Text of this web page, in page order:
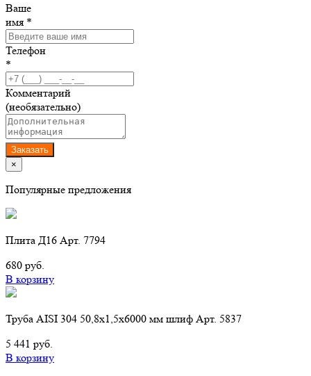
Ваше
имя *
Телефон
*
Комментарий
(необязательно)
Заказать
×
Популярные предложения
Плита Д16 Арт. 7794
680 руб.
В корзину
Труба AISI 304 50,8х1,5х6000 мм шлиф Арт. 5837
5 441 руб.
В корзину